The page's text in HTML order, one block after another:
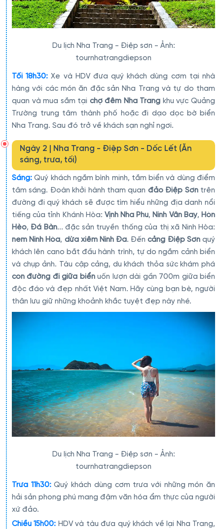
Du lịch Nha Trang - Điệp sơn - Ảnh:
tournhatrangdiepson
Tối 18h30: Xe và HDV đưa quý khách dùng cơm tại nhà
hàng với các món ăn đặc sản Nha Trang và tự do tham
quan và mua sắm tại chợ đêm Nha Trang khu vực Quảng
Trường trung tâm thành phố hoặc đi dạo dọc bờ biển
Nha Trang. Sau đó trở về khách sạn nghỉ ngơi.
Ngày 2 | Nha Trang - Điệp Sơn - Dốc Lết (Ăn
sáng, trưa, tối)
Sáng: Quý khách ngắm bình minh, tắm biển và dùng điểm
tâm sáng. Đoàn khởi hành tham quan đảo Điệp Sơntrên
đường đi quý khách sẽ được tìm hiểu những địa danh nổi
tiếng của tỉnh Khánh Hòa: Vịnh Nha Phu, Ninh Vân Bay, Hòn
Hèo, Đá Bàn... đặc sản truyền thống của thị xã Ninh Hòa:
nem Ninh Hòa, dừa xiêm Ninh Đa. Đếncảng Điệp Sơnquý
khách lên cano bắt đầu hành trình, tự do ngắm cảnh biển
và chụp ảnh. Tàu cập cảng, du khách thỏa sức khám phá
con đường đi giữa biểnuốn lượn dài gần 700m giữa biển
độc đáo và đẹp nhất Việt Nam. Hãy cùng bạn bè, người
thân lưu giữ những khoảnh khắc tuyệt đẹp này nhé.
Du lịch Nha Trang - Điệp sơn - Ảnh:
tournhatrangdiepson
Trưa 11h30:Quý khách dùng cơm trưa với những món ăn
hải sản phong phú mang đậm văn hóa ẩm thực của người
xứ đảo.
Chiều 15h00: HDV và tàu đưa quý khách về lại Nha Trang,